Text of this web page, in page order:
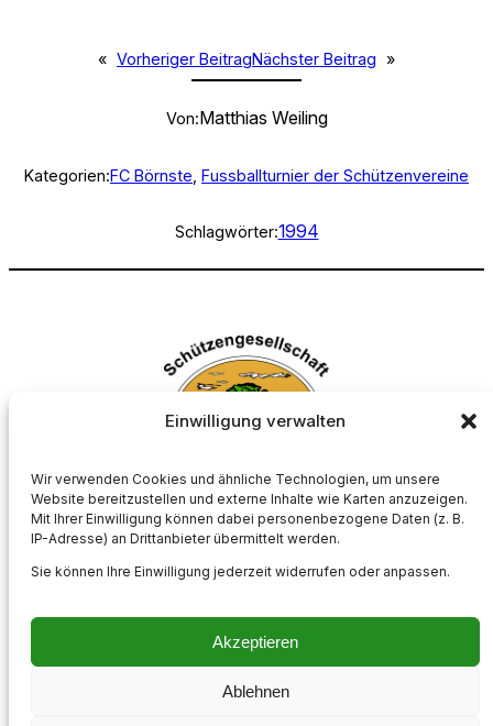
Einwilligung verwalten
Wir verwenden Cookies und ähnliche Technologien, um unsere
Website bereitzustellen und externe Inhalte wie Karten anzuzeigen.
Mit Ihrer Einwilligung können dabei personenbezogene Daten (z. B.
IP-Adresse) an Drittanbieter übermittelt werden.
Sie können Ihre Einwilligung jederzeit widerrufen oder anpassen.
Akzeptieren
Ablehnen
« Vorheriger BeitragNächster Beitrag »
Von:Matthias Weiling
Kategorien:FC Börnste Fussballturnier der Schützenvereine
Schlagwörter:1994
Schützengesellschaft Börnste e.V.
Datenschutzerklärung